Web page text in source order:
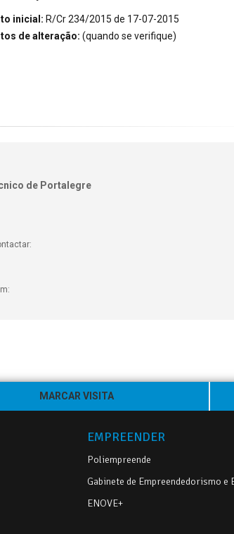
inicial: R/Cr 234/2015 de 17-07-2015
de alteração: (quando se verifique)
de Portalegre
MARCAR VISITA
EMPREENDER
Poliempreende
Gabinete de Empreendedorismo e
ENOVE+